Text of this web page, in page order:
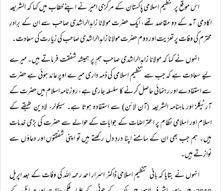
اس موقع پر تنظیم اسلامی پاکستان کے مرکزی امیر نے اپنے خطاب میں کہا کہ الشریعہ
اکادمی آمد کے دو مقاصد تھے، ایک حضرت مولانا زاہدالراشدی صاحب سے ان کے برادرِ
محترم کی وفات پر تعزیت اور دوم حضرت مولانا زاہدالراشدی صاحب کی زیارت کی سعادت۔
انہوں نے کہا کہ مولانا زاہدالراشدی صاحب ہم پر ہمیشہ شفقت فرماتے ہیں۔ میرے
لیے سعادت ہے کہ جب سے تنظیم اسلامی کی ذمہ داری میرے اوپر عائد ہوئی ہے حضرت
سے استفادے اور رہنمائی حاصل کرنے کا سلسلہ جاری ہے، روزنامہ اسلام میں حضرت کے
آرٹیکلز اور ماہنامہ الشریعہ (آن لائن) سے استفادہ ہوتا ہے۔ سیکولر، لادین طبقے کے
اسلام اور اسلامی نظام پر اعتراضات کے جوابات کے حوالے سے حضرت کی بڑی خدمات
ہیں۔ ہم جب بھی ان کے سامنے اپنا دردِ دل رکھتے ہیں تو اپنی شفقتوں اور دعاؤں سے
نوازتے ہیں۔
انہوں نے بتایا کہ بانی تنظیم اسلامی ڈاکٹر اسرار احمد رحمہ اللہ کی وفات کے بعد اپریل